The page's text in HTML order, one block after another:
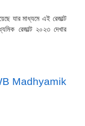
যার মাধ্যমে এই রেজাল্ট
রেজাল্ট ২০২৩ দেখার
WB Madhyamik